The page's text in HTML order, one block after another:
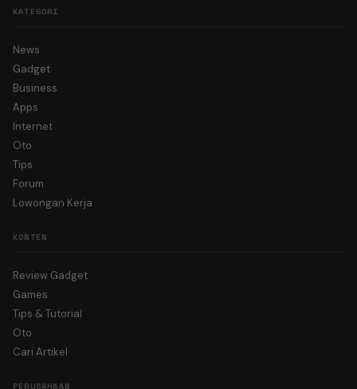
KATEGORI
News
Gadget
Business
Apps
Internet
Oto
Tips
Forum
Lowongan Kerja
KONTEN
Review Gadget
Games
Tips & Tutorial
Oto
Cari Artikel
PERUSAHAAN